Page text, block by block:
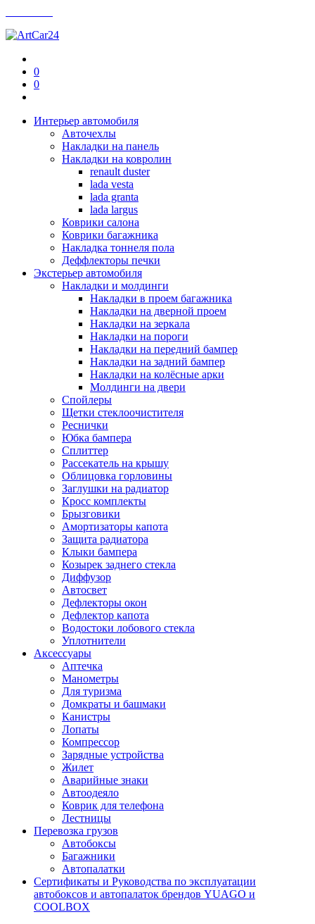
0
0
Интерьер автомобиля
Авточехлы
Накладки на панель
Накладки на ковролин
renault duster
lada vesta
lada granta
lada largus
Коврики салона
Коврики багажника
Накладка тоннеля пола
Деффлекторы печки
Экстерьер автомобиля
Накладки и молдинги
Накладки в проем багажника
Накладки на дверной проем
Накладки на зеркала
Накладки на пороги
Накладки на передний бампер
Накладки на задний бампер
Накладки на колёсные арки
Молдинги на двери
Спойлеры
Щетки стеклоочистителя
Реснички
Юбка бампера
Сплиттер
Рассекатель на крышу
Облицовка горловины
Заглушки на радиатор
Кросс комплекты
Брызговики
Амортизаторы капота
Защита радиатора
Клыки бампера
Козырек заднего стекла
Диффузор
Автосвет
Дефлекторы окон
Дефлектор капота
Водостоки лобового стекла
Уплотнители
Аксессуары
Аптечка
Манометры
Для туризма
Домкраты и башмаки
Канистры
Лопаты
Компрессор
Зарядные устройства
Жилет
Аварийные знаки
Автоодеяло
Коврик для телефона
Лестницы
Перевозка грузов
Автобоксы
Багажники
Автопалатки
Сертификаты и Руководства по эксплуатации
автобоксов и автопалаток брендов YUAGO и
COOLBOX